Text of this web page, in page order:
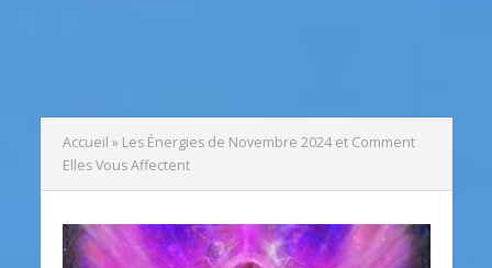
Accueil » Les Énergies de Novembre 2024 et Comment
Elles Vous Affectent